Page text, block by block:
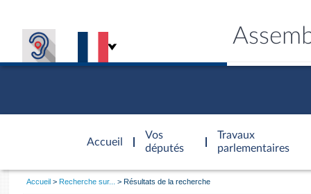
Accueil
d'accueil
Vos
députés
Travaux
parlementaires
Vous
Accueil Recherche sur... Résultats de la recherche